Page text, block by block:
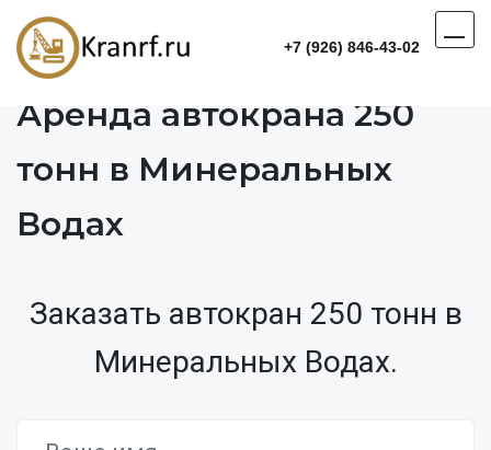
+7 (926) 846-43-02
Аренда автокрана 250
тонн в Минеральных
Водах
Заказать автокран 250 тонн в
Минеральных Водах.